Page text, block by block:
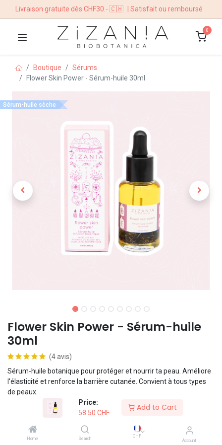
Price:
58.50 CHF
Add to Cart
Home Search
CHF
Account
Livraison gratuite dès CHF30.- 🇨🇭 | Satisfait ou remboursé
0
Boutique
Sérums
Flower Skin Power - Sérum-huile 30ml
Sérum-huile sèche
Flower Skin Power - Sérum-huile
30ml
(4 avis)
Sérum-huile botanique pour protéger et nourrir ta peau. Améliore
l'élasticité et renforce la barrière cutanée. Convient à tous types
de peaux.
Formule vegan